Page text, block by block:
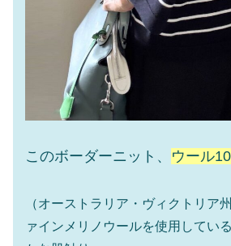
このボーダーニット、 ウール
（オーストラリア・ヴィクトリア
ァインメリノウールを使用してい